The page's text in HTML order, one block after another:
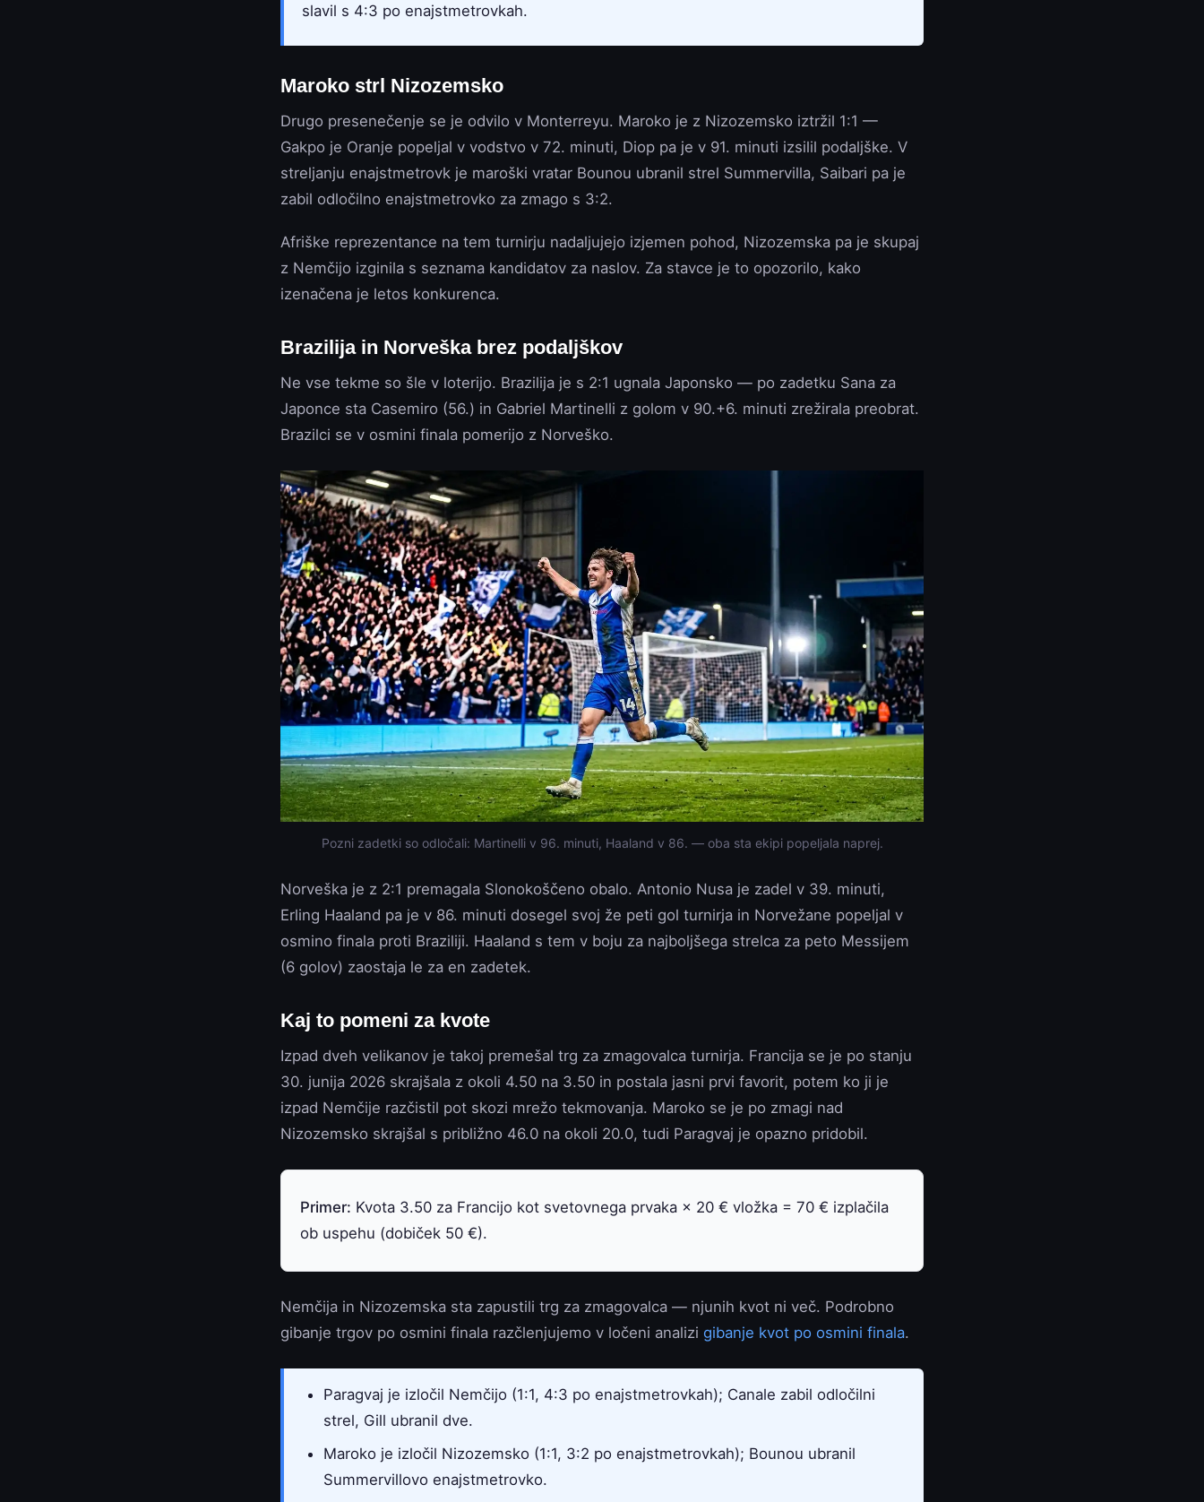
slavil s 4:3 po enajstmetrovkah.
Maroko strl Nizozemsko
Drugo presenečenje se je odvilo v Monterreyu. Maroko je z Nizozemsko iztržil 1:1 —
Gakpo je Oranje popeljal v vodstvo v 72. minuti, Diop pa je v 91. minuti izsilil podaljške. V
streljanju enajstmetrovk je maroški vratar Bounou ubranil strel Summervilla, Saibari pa je
zabil odločilno enajstmetrovko za zmago s 3:2.
Afriške reprezentance na tem turnirju nadaljujejo izjemen pohod, Nizozemska pa je skupaj
z Nemčijo izginila s seznama kandidatov za naslov. Za stavce je to opozorilo, kako
izenačena je letos konkurenca.
Brazilija in Norveška brez podaljškov
Ne vse tekme so šle v loterijo. Brazilija je s 2:1 ugnala Japonsko — po zadetku Sana za
Japonce sta Casemiro (56.) in Gabriel Martinelli z golom v 90.+6. minuti zrežirala preobrat.
Brazilci se v osmini finala pomerijo z Norveško.
Pozni zadetki so odločali: Martinelli v 96. minuti, Haaland v 86. — oba sta ekipi popeljala naprej.
Norveška je z 2:1 premagala Slonokoščeno obalo. Antonio Nusa je zadel v 39. minuti,
Erling Haaland pa je v 86. minuti dosegel svoj že peti gol turnirja in Norvežane popeljal v
osmino finala proti Braziliji. Haaland s tem v boju za najboljšega strelca za peto Messijem
(6 golov) zaostaja le za en zadetek.
Kaj to pomeni za kvote
Izpad dveh velikanov je takoj premešal trg za zmagovalca turnirja. Francija se je po stanju
30. junija 2026 skrajšala z okoli 4.50 na 3.50 in postala jasni prvi favorit, potem ko ji je
izpad Nemčije razčistil pot skozi mrežo tekmovanja. Maroko se je po zmagi nad
Nizozemsko skrajšal s približno 46.0 na okoli 20.0, tudi Paragvaj je opazno pridobil.
Primer: Kvota 3.50 za Francijo kot svetovnega prvaka × 20 € vložka = 70 € izplačila
ob uspehu (dobiček 50 €).
Nemčija in Nizozemska sta zapustili trg za zmagovalca — njunih kvot ni več. Podrobno
gibanje trgov po osmini finala razčlenjujemo v ločeni analizi gibanje kvot po osmini finala.
Paragvaj je izločil Nemčijo (1:1, 4:3 po enajstmetrovkah); Canale zabil odločilni
strel, Gill ubranil dve.
Maroko je izločil Nizozemsko (1:1, 3:2 po enajstmetrovkah); Bounou ubranil
Summervillovo enajstmetrovko.